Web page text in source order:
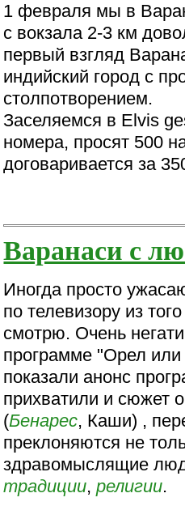
1 февраля мы в
с вокзала 2-3 км
первый взгляд
индийский город с
столпотворением.
Заселяемся в Elvis
номера, просят 500
договаривается за
Варанаси с
Иногда просто
по телевизору из
смотрю. Очень
программе "Орел
показали анонс
прихватили и сюжет
(Бенарес, Каши) ,
преклоняются не
здравомыслящие
традиции,религии.